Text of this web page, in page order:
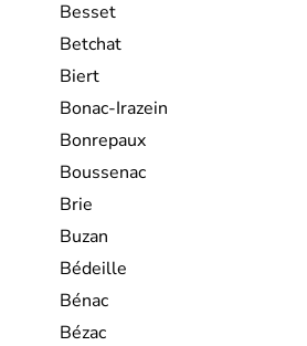
Besset
Betchat
Biert
Bonac-Irazein
Bonrepaux
Boussenac
Brie
Buzan
Bédeille
Bénac
Bézac